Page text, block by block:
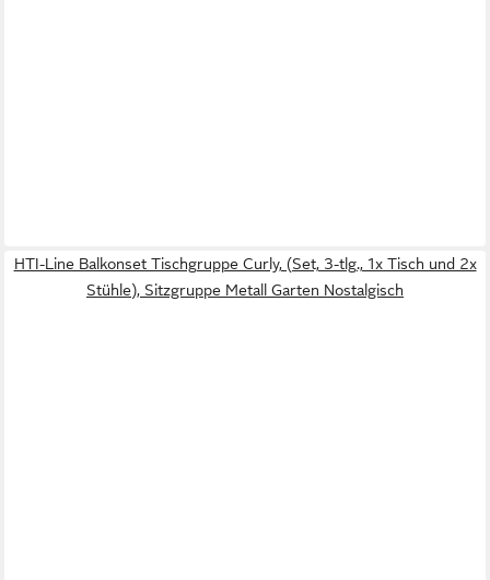
HTI-Line Balkonset Tischgruppe Curly, (Set, 3-tlg., 1x Tisch und 2x
Stühle), Sitzgruppe Metall Garten Nostalgisch